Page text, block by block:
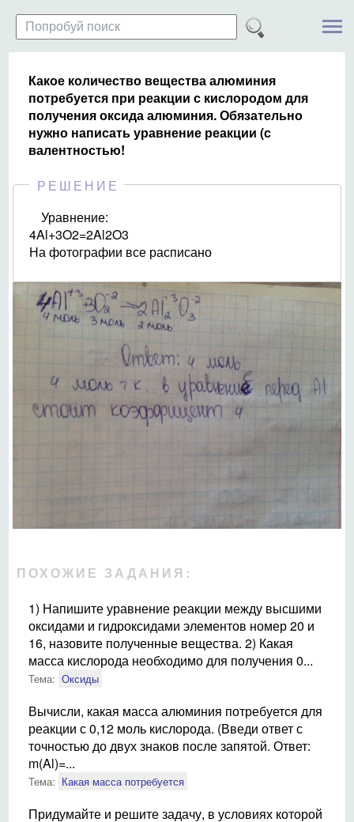
Какое количество вещества алюминия
потребуется при реакции с кислородом для
получения оксида алюминия. Обязательно
нужно написать уравнение реакции (с
валентностью!
РЕШЕНИЕ
Уравнение:
4Al+3O2=2Al2O3
На фотографии все расписано
ПОХОЖИЕ ЗАДАНИЯ:
1) Напишите уравнение реакции между высшими
оксидами и гидроксидами элементов номер 20 и
16, назовите полученные вещества. 2) Какая
масса кислорода необходимо для получения 0...
Тема: Оксиды
Вычисли, какая масса алюминия потребуется для
реакции с 0,12 моль кислорода. (Введи ответ с
точностью до двух знаков после запятой. Ответ:
m(Al)=...
Тема: Какая масса потребуется
Придумайте и решите задачу, в условиях которой